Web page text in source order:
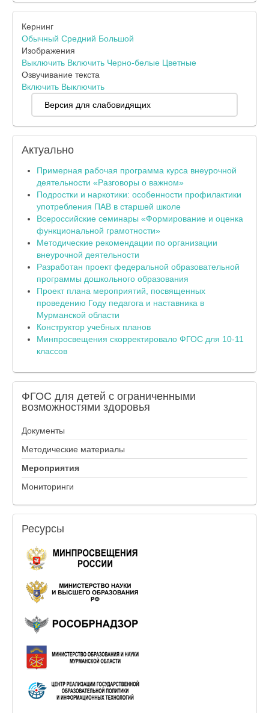
Кернинг
Обычный Средний Большой
Изображения
Выключить Включить Черно-белые Цветные
Озвучивание текста
Включить Выключить
Версия для слабовидящих
Актуально
Примерная рабочая программа курса внеурочной
деятельности «Разговоры о важном»
Подростки и наркотики: особенности профилактики
употребления ПАВ в старшей школе
Всероссийские семинары «Формирование и оценка
функциональной грамотности»
Методические рекомендации по организации
внеурочной деятельности
Разработан проект федеральной образовательной
программы дошкольного образования
Проект плана мероприятий, посвященных
проведению Году педагога и наставника в
Мурманской области
Конструктор учебных планов
Минпросвещения скорректировало ФГОС для 10-11
классов
ФГОС для детей с ограниченными
возможностями здоровья
Документы
Методические материалы
Мероприятия
Мониторинги
Ресурсы